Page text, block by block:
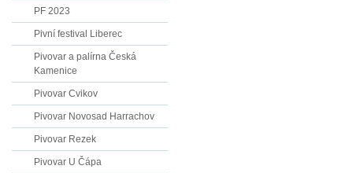
PF 2023
Pivní festival Liberec
Pivovar a palírna Česká
Kamenice
Pivovar Cvikov
Pivovar Novosad Harrachov
Pivovar Rezek
Pivovar U Čápa